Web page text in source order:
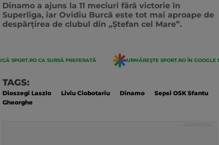
Dinamo a ajuns la 11 meciuri fără victorie în
Superliga, iar Ovidiu Burcă este tot mai aproape de
despărțirea de clubul din „Ștefan cel Mare”.
SPORT.RO CA SURSĂ PREFERATĂ URMĂREȘTE SPORT.RO ÎN GOOGLE
TAGS:
Dioszegi Laszlo Liviu Ciobotariu Dinamo
Sepsi OSK Sfantu
Gheorghe